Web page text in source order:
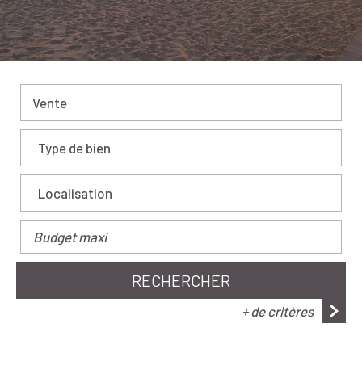
Vente
RECHERCHER
+ de critères